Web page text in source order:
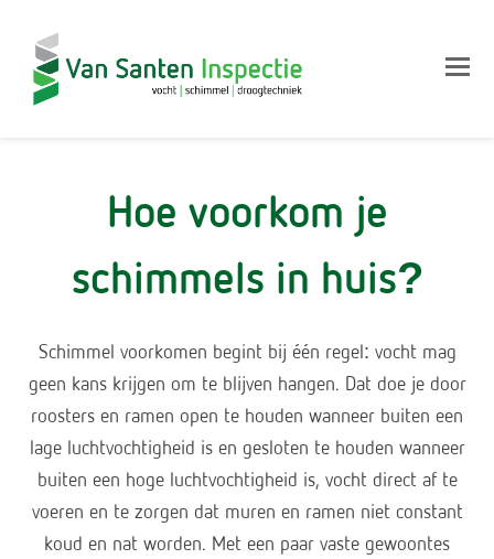
Hoe voorkom je
schimmels in huis?
Schimmel voorkomen begint bij één regel: vocht mag
geen kans krijgen om te blijven hangen. Dat doe je door
roosters en ramen open te houden wanneer buiten een
lage luchtvochtigheid is en gesloten te houden wanneer
buiten een hoge luchtvochtigheid is, vocht direct af te
voeren en te zorgen dat muren en ramen niet constant
koud en nat worden. Met een paar vaste gewoontes